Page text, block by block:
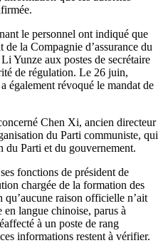
le personnel ont indiqué que
la Compagnie d’assurance du
Yunze aux postes de secrétaire
de régulation. Le 26 juin,
également révoqué le mandat de
Chen Xi, ancien directeur
du Parti communiste, qui
du Parti et du gouvernement.
fonctions de président de
chargée de la formation des
qu’aucune raison officielle n’ait
en langue chinoise, parus à
à un poste de rang
informations restent à vérifier.